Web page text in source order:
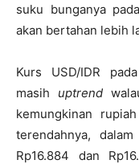
suku bunganya
akan bertahan lebih
Kurs USD/IDR
masih uptrend
kemungkinan
terendahnya,
Rp16.884 dan